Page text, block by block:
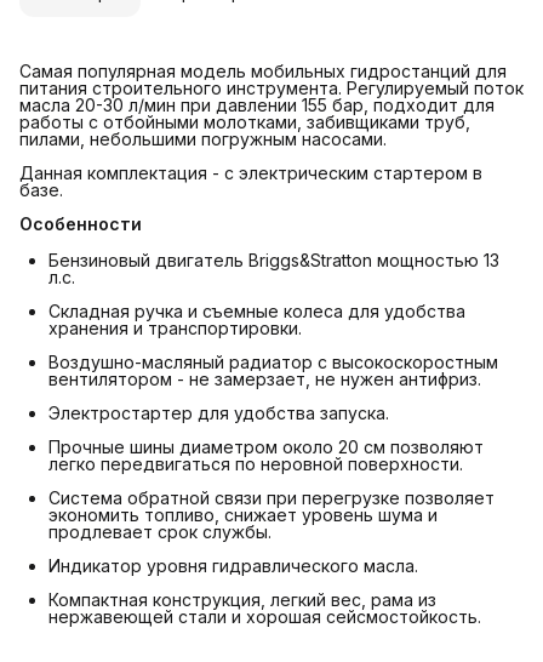
Самая популярная модель мобильных гидростанций для
питания строительного инструмента. Регулируемый поток
масла 20-30 л/мин при давлении 155 бар, подходит для
работы с отбойными молотками, забивщиками труб,
пилами, небольшими погружным насосами.
Данная комплектация - с электрическим стартером в
базе.
Особенности
Бензиновый двигатель Briggs&Stratton мощностью 13
л.с.
Складная ручка и съемные колеса для удобства
хранения и транспортировки.
Воздушно-масляный радиатор с высокоскоростным
вентилятором - не замерзает, не нужен антифриз.
Электростартер для удобства запуска.
Прочные шины диаметром около 20 см позволяют
легко передвигаться по неровной поверхности.
Система обратной связи при перегрузке позволяет
экономить топливо, снижает уровень шума и
продлевает срок службы.
Индикатор уровня гидравлического масла.
Компактная конструкция, легкий вес, рама из
нержавеющей стали и хорошая сейсмостойкость.